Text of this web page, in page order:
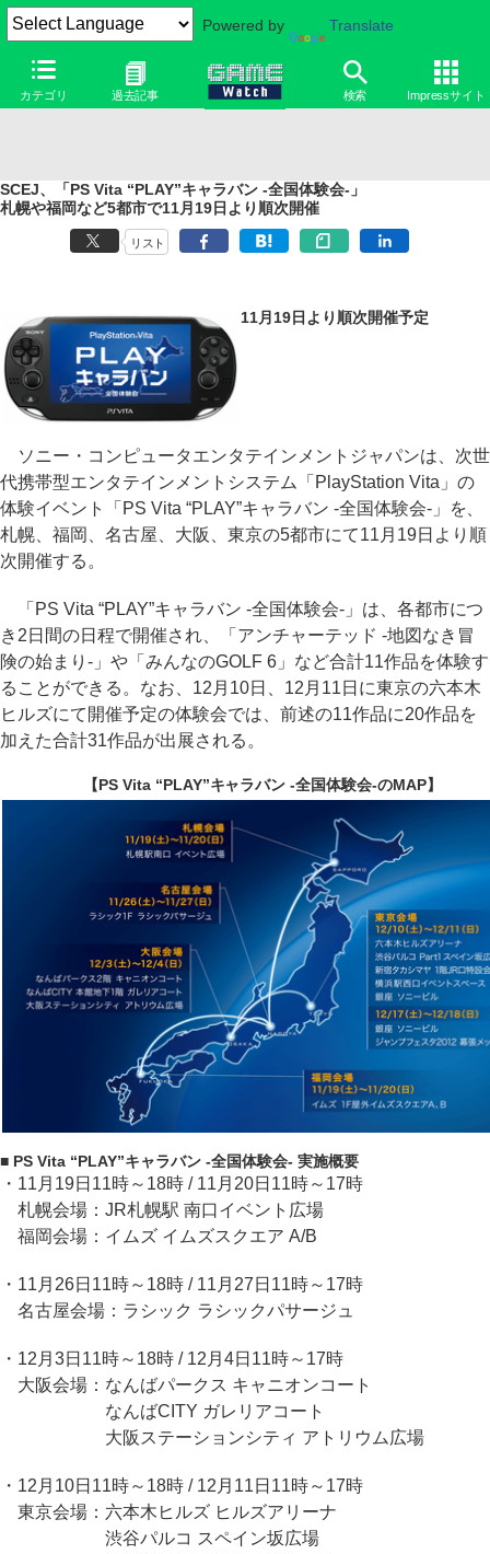
Powered by Translate
カテゴリ 過去記事 検索 Impressサイト
SCEJ、「PS Vita “PLAY”キャラバン -全国体験会-」
札幌や福岡など5都市で11月19日より順次開催
リスト
11月19日より順次開催予定
ソニー・コンピュータエンタテインメントジャパンは、次世
代携帯型エンタテインメントシステム「PlayStation Vita」の
体験イベント「PS Vita “PLAY”キャラバン -全国体験会-」を、
札幌、福岡、名古屋、大阪、東京の5都市にて11月19日より順
次開催する。
「PS Vita “PLAY”キャラバン -全国体験会-」は、各都市につ
き2日間の日程で開催され、「アンチャーテッド -地図なき冒
険の始まり-」や「みんなのGOLF 6」など合計11作品を体験す
ることができる。なお、12月10日、12月11日に東京の六本木
ヒルズにて開催予定の体験会では、前述の11作品に20作品を
加えた合計31作品が出展される。
【PS Vita “PLAY”キャラバン -全国体験会-のMAP】
■ PS Vita “PLAY”キャラバン -全国体験会- 実施概要
・11月19日11時～18時 / 11月20日11時～17時
札幌会場：JR札幌駅 南口イベント広場
福岡会場：イムズ イムズスクエア A/B
・11月26日11時～18時 / 11月27日11時～17時
名古屋会場：ラシック ラシックパサージュ
・12月3日11時～18時 / 12月4日11時～17時
大阪会場：なんばパークス キャニオンコート
なんばCITY ガレリアコート
大阪ステーションシティ アトリウム広場
・12月10日11時～18時 / 12月11日11時～17時
東京会場：六本木ヒルズ ヒルズアリーナ
渋谷パルコ スペイン坂広場